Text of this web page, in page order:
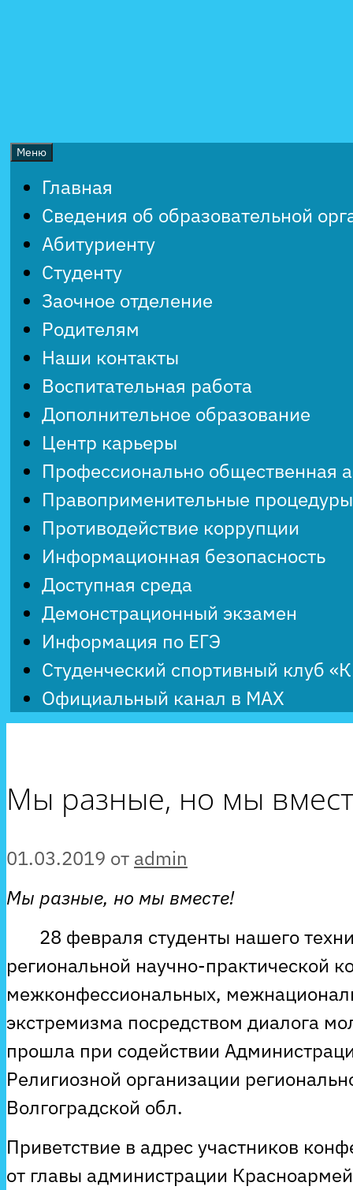
Меню
Главная
Сведения об образовательной
Абитуриенту
Студенту
Заочное отделение
Родителям
Наши контакты
Воспитательная работа
Дополнительное образование
Центр карьеры
Профессионально общественная
Правоприменительные процедуры
Противодействие коррупции
Информационная безопасность
Доступная среда
Демонстрационный экзамен
Информация по ЕГЭ
Студенческий спортивный клуб
Официальный канал в MAX
Мы разные, но мы
01.03.2019 от admin
Мы разные, но мы вместе!
28 февраля студенты нашего
региональной научно-практической
межконфессиональных,
экстремизма посредством диалога
прошла при содействии
Религиозной организации
Волгоградской обл.
Приветствие в адрес участников
от главы администрации